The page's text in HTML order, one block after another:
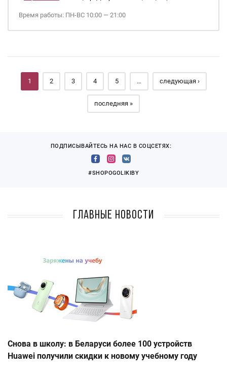
Время работы: ПН-ВС 10:00 — 21:00
Страницы
1 2 3 4 5 … следующая ›
последняя »
ПОДПИСЫВАЙТЕСЬ НА НАС В СОЦСЕТЯХ:
#SHOPOGOLIKIBY
Главные новости
Снова в школу: в Беларуси более 100 устройств
Huawei получили скидки к новому учебному году